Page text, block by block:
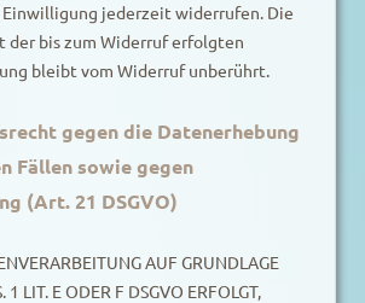
jederzeit widerrufen. Die
der bis zum Widerruf erfolgten
bleibt vom Widerruf unberührt.
gegen die Datenerhebung
Fällen sowie gegen
(Art. 21 DSGVO)
AUF GRUNDLAGE
1 LIT. E ODER F DSGVO ERFOLGT,